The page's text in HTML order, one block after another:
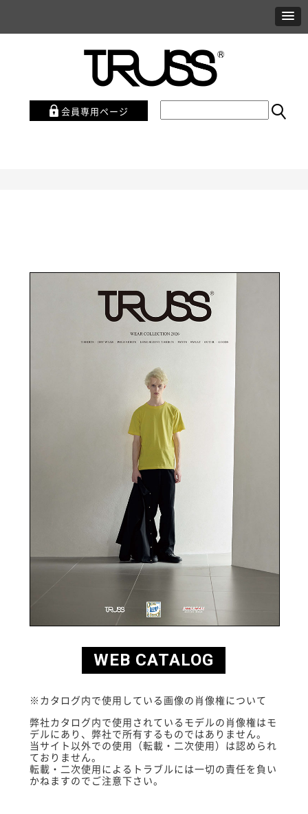
会員専用ページ
WEB CATALOG
※カタログ内で使用している画像の肖像権について
弊社カタログ内で使用されているモデルの肖像権はモ
デルにあり、弊社で所有するものではありません。
当サイト以外での使用（転載・二次使用）は認められ
ておりません。
転載・二次使用によるトラブルには一切の責任を負い
かねますのでご注意下さい。